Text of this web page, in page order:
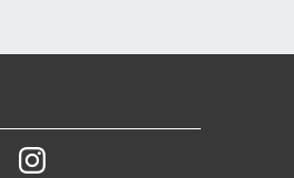
YoutubeInstagram